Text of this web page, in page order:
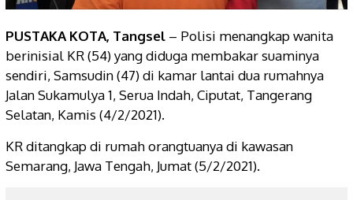
PUSTAKA KOTA, Tangsel – Polisi menangkap wanita
berinisial KR (54) yang diduga membakar suaminya
sendiri, Samsudin (47) di kamar lantai dua rumahnya
Jalan Sukamulya 1, Serua Indah, Ciputat, Tangerang
Selatan, Kamis (4/2/2021).
KR ditangkap di rumah orangtuanya di kawasan
Semarang, Jawa Tengah, Jumat (5/2/2021).